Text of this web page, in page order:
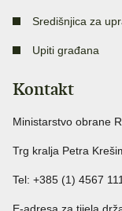
Središnjica za
Upiti građana
Kontakt
Ministarstvo obrane
Trg kralja Petra
Tel: +385 (1) 4567 111